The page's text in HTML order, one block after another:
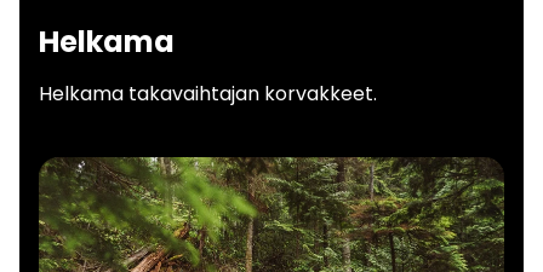
Helkama
Helkama takavaihtajan korvakkeet.